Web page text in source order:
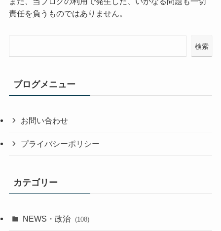
責任を負うものではありません。
検索
ブログメニュー
お問い合わせ
プライバシーポリシー
カテゴリー
NEWS・政治 (108)